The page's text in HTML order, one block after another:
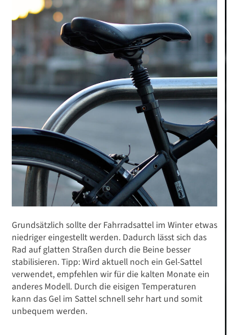
Grundsätzlich sollte der Fahrradsattel im Winter etwas
niedriger eingestellt werden. Dadurch lässt sich das
Rad auf glatten Straßen durch die Beine besser
stabilisieren. Tipp: Wird aktuell noch ein Gel-Sattel
verwendet, empfehlen wir für die kalten Monate ein
anderes Modell. Durch die eisigen Temperaturen
kann das Gel im Sattel schnell sehr hart und somit
unbequem werden.